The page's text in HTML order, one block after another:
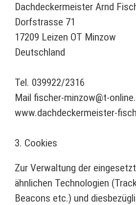
Dachdeckermeister Arnd
Dorfstrasse 71
17209 Leizen OT Minzow
Deutschland
Tel. 039922/2316
Mail fischer-minzow@t-
www.dachdeckermeister-
3. Cookies
Zur Verwaltung der
ähnlichen Technologien
Beacons etc.) und